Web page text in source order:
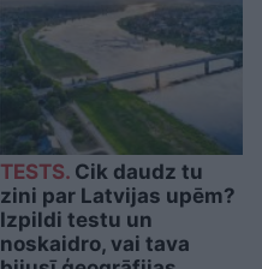
TESTS.Cik daudz tu
zini par Latvijas upēm?
Izpildi testu un
noskaidro, vai tava